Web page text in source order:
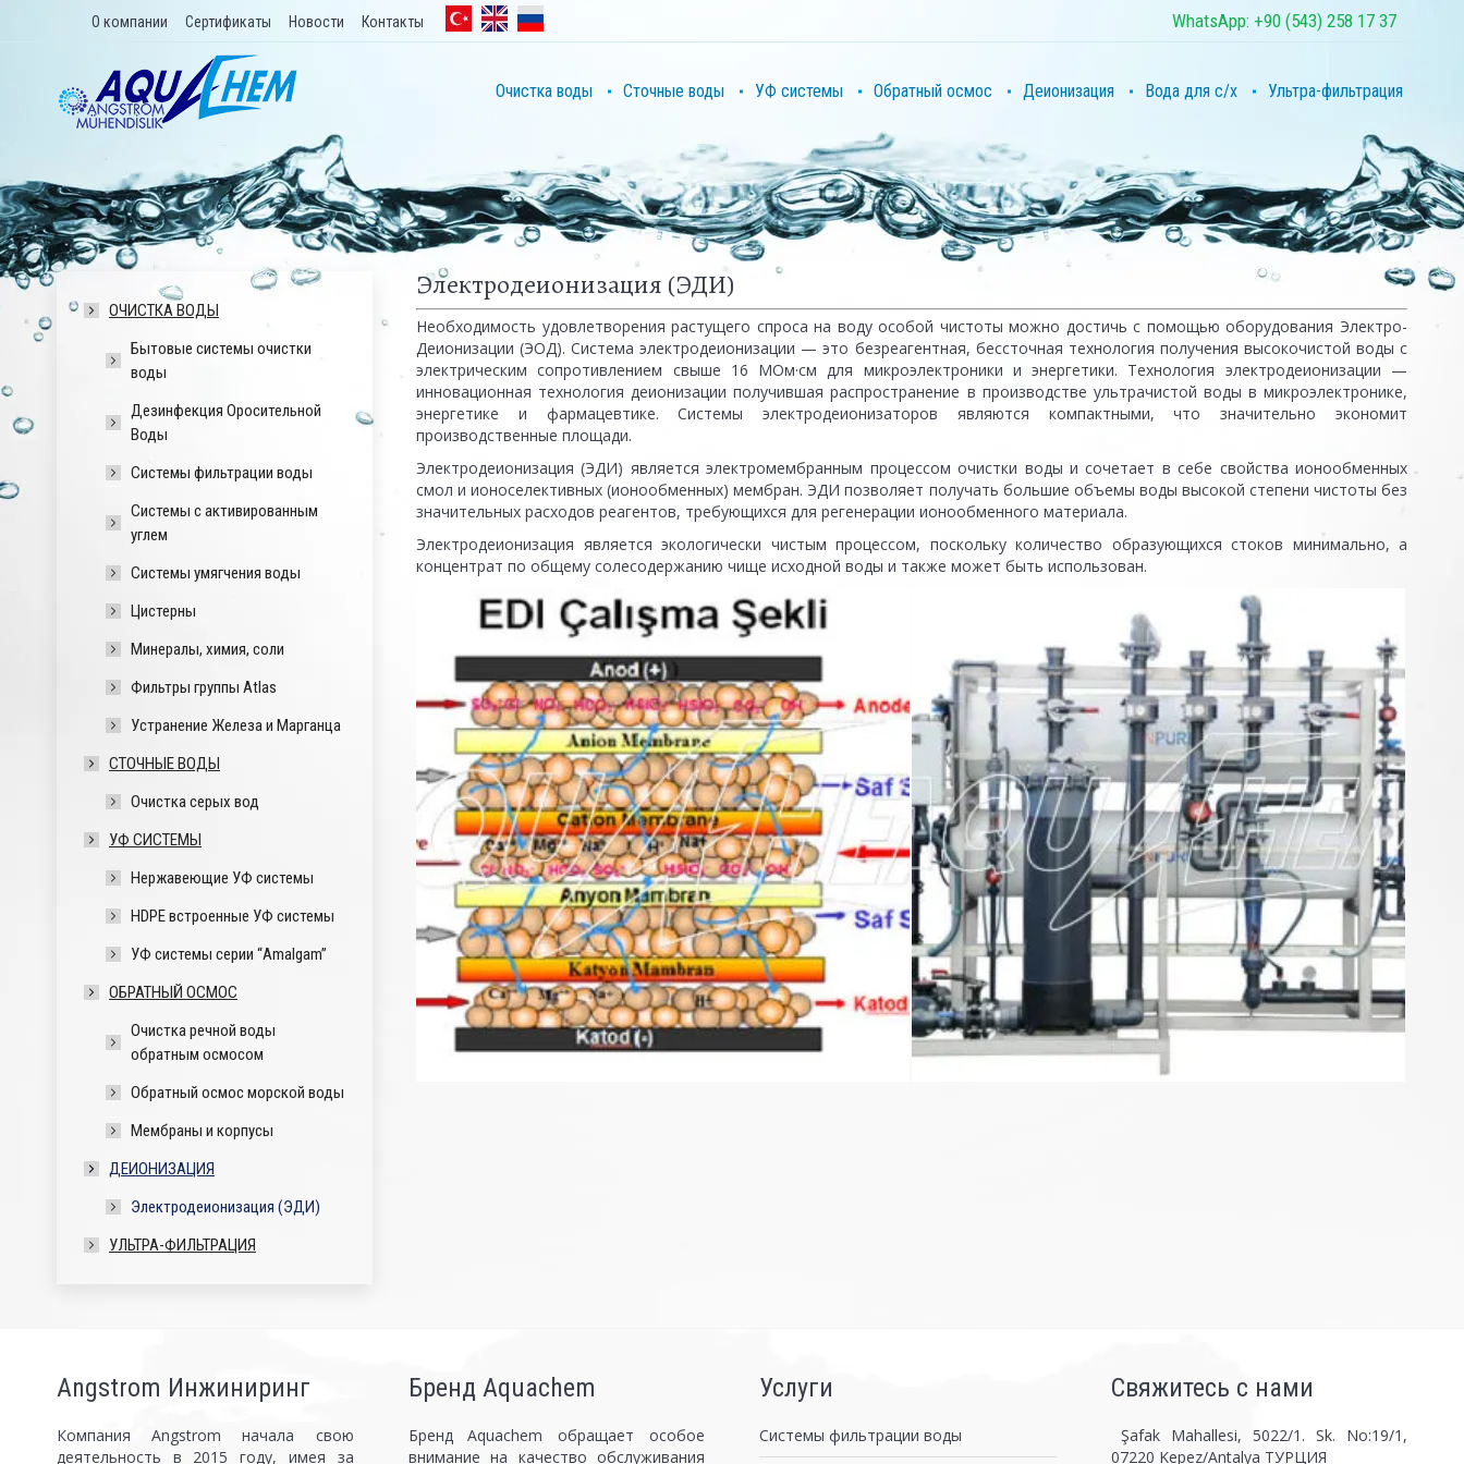
О компании Сертификаты Новости Контакты WhatsApp: +90 (543) 258 17 37
Очистка воды Сточные воды УФ системы Обратный осмос Деионизация Вода для с/х Ультра-фильтрация
Электродеионизация (ЭДИ)
Необходимость удовлетворения растущего спроса на воду особой чистоты можно достичь с помощью оборудования Электро-
Деионизации (ЭОД). Система электродеионизации — это безреагентная, бессточная технология получения высокочистой воды с
электрическим сопротивлением свыше 16 МОм·см для микроэлектроники и энергетики. Технология электродеионизации —
инновационная технология деионизации получившая распространение в производстве ультрачистой воды в микроэлектронике,
энергетике и фармацевтике. Системы электродеионизаторов являются компактными, что значительно экономит
производственные площади.
Электродеионизация (ЭДИ) является электромембранным процессом очистки воды и сочетает в себе свойства ионообменных
смол и ионоселективных (ионообменных) мембран. ЭДИ позволяет получать большие объемы воды высокой степени чистоты без
значительных расходов реагентов, требующихся для регенерации ионообменного материала.
Электродеионизация является экологически чистым процессом, поскольку количество образующихся стоков минимально, а
концентрат по общему солесодержанию чище исходной воды и также может быть использован.
ОЧИСТКА ВОДЫ
Бытовые системы очистки
воды
Дезинфекция Оросительной
Воды
Системы фильтрации воды
Системы с активированным
углем
Системы умягчения воды
Цистерны
Минералы, химия, соли
Фильтры группы Atlas
Устранение Железа и Марганца
СТОЧНЫЕ ВОДЫ
Очистка серых вод
УФ СИСТЕМЫ
Нержавеющие УФ системы
HDPE встроенные УФ системы
УФ системы серии “Amalgam”
ОБРАТНЫЙ ОСМОС
Очистка речной воды
обратным осмосом
Обратный осмос морской воды
Мембраны и корпусы
ДЕИОНИЗАЦИЯ
Электродеионизация (ЭДИ)
УЛЬТРА-ФИЛЬТРАЦИЯ
Angstrom Инжиниринг
Компания Angstrom начала свою
деятельность в 2015 году, имея за
Бренд Aquachem
Бренд Aquachem обращает особое
внимание на качество обслуживания
Услуги
Системы фильтрации воды
Свяжитесь с нами
Şafak Mahallesi, 5022/1. Sk. No:19/1,
07220 Kepez/Antalya ТУРЦИЯ